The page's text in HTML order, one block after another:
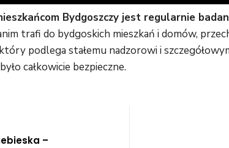
Bydgoszczy jest regularnie
trafi do bydgoskich mieszkań i domów,
podlega stałemu nadzorowi i
całkowicie bezpieczne.
–